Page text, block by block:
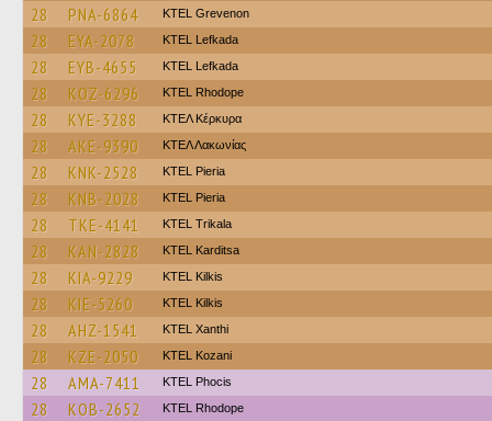
28 PNA-6864 ΚΤΕL Grevenon
28 EYA-2078 KTEL Lefkada
28 EYB-4655 KTEL Lefkada
28 KOZ-6296 KTEL Rhodope
28 KYE-3288 ΚΤΕΛ Κέρκυρα
28 AKE-9390 ΚΤΕΛ Λακωνίας
28 KNK-2528 KTEL Pieria
28 KNB-2028 KTEL Pieria
28 TKE-4141 ΚΤΕL Τrikala
28 KAN-2828 ΚΤΕL Karditsa
28 KIA-9229 KTEL Kilkis
28 KIE-5260 KTEL Kilkis
28 AHZ-1541 KTEL Xanthi
28 KZE-2050 ΚΤΕL Kozani
28 AMA-7411 ΚΤΕL Phocis
28 KOB-2652 KTEL Rhodope